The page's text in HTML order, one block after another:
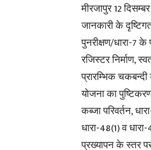
मीरजापुर 12
जानकारी के
पुनरीक्षण/धारा-7 के
रजिस्टर निर्माण,
प्रारम्भिक
योजना का
कब्जा परिवर्तन,
धारा-48(1) व
प्रख्यापन के स्तर